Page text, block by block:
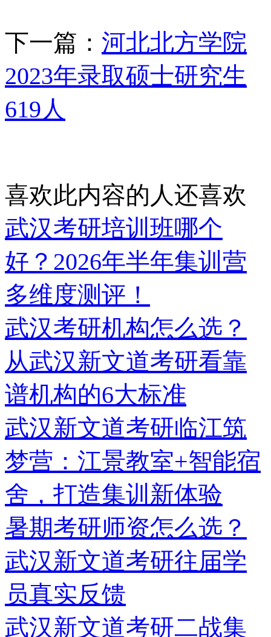
下一篇： 河北北方学院
2023年录取硕士研究生
619人
喜欢此内容的人还喜欢
武汉考研培训班哪个
好？2026年半年集训营
多维度测评！
武汉考研机构怎么选？
从武汉新文道考研看靠
谱机构的6大标准
武汉新文道考研临江筑
梦营：江景教室+智能宿
舍，打造集训新体验
暑期考研师资怎么选？
武汉新文道考研往届学
员真实反馈
武汉新文道考研二战集